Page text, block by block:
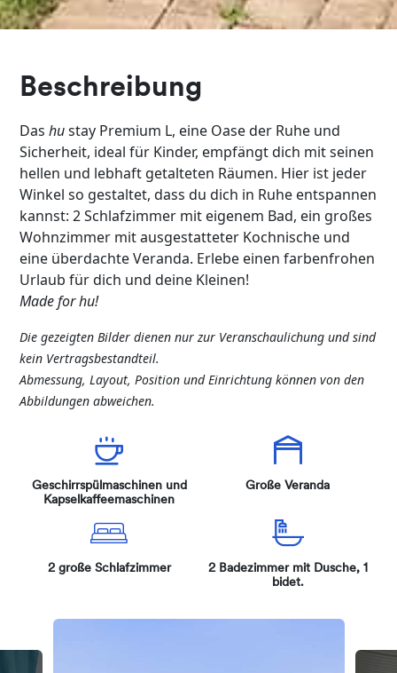
Beschreibung
Dashustay Premium L, eine Oase der Ruhe und
Sicherheit, ideal für Kinder, empfängt dich mit seinen
hellen und lebhaft getalteten Räumen. Hier ist jeder
Winkel so gestaltet, dass du dich in Ruhe entspannen
kannst: 2 Schlafzimmer mit eigenem Bad, ein großes
Wohnzimmer mit ausgestatteter Kochnische und
eine überdachte Veranda. Erlebe einen farbenfrohen
Urlaub für dich und deine Kleinen!
Made for hu!
Diegezeigten Bilder dienen nur zur Veranschaulichung undsind
kein Vertragsbestandteil.
Abmessung, Layout, Position undEinrichtung können von den
Abbildungen abweichen.
Geschirrspülmaschinen und
Kapselkaffeemaschinen
Große Veranda
2 große Schlafzimmer
2 Badezimmer mit Dusche, 1
bidet.